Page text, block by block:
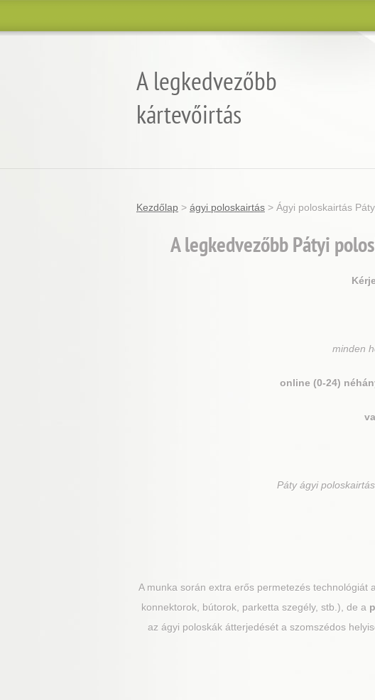
A legkedvezőbb
kártevőirtás
Kezdőlap > ágyi poloskairtás > Ágyi poloskairtás Páty
A legkedvezőbb Pátyi
minden
online (0-24)
Pátyágyi
A munka során extra erős permetezés technológiát
konnektorok, bútorok, parketta szegély, stb.), de a
az ágyi poloskák átterjedését a szomszédos